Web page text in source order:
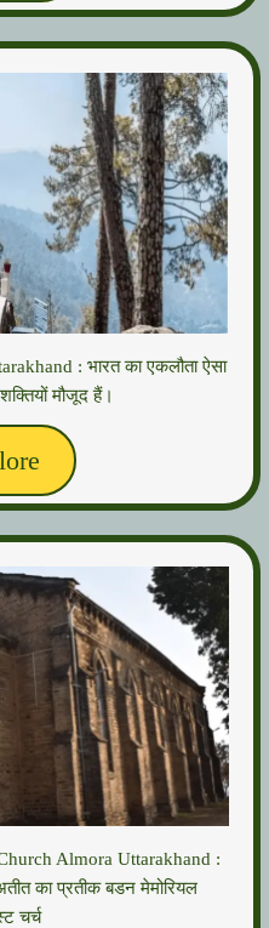
: भारत का एकलौता ऐसा
मौजूद हैं।
Almora Uttarakhand :
का प्रतीक बडन मेमोरियल
चर्च